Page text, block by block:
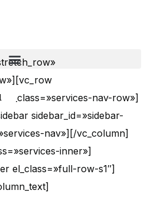
el_class=»services-nav-row»]
sidebar_id=»sidebar-
nav»][/vc_column]
inner»]
el_class=»full-row-s1″]